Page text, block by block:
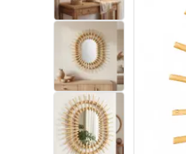
Odpływy liniowe
Toalety,
Umywalki